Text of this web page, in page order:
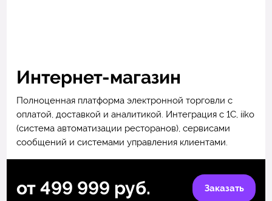
Интернет-магазин
Полноценная платформа электронной торговли с
оплатой, доставкой и аналитикой. Интеграция с 1С, iiko
(система автоматизации ресторанов), сервисами
сообщений и системами управления клиентами.
от 499 999 руб. Заказать